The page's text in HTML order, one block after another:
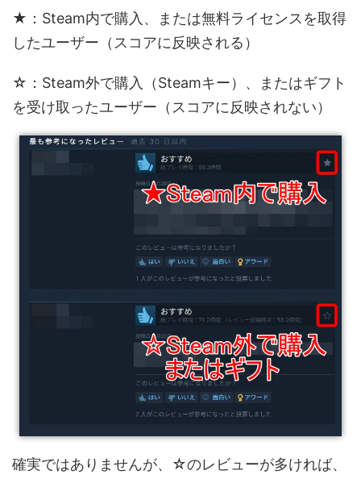
★：Steam内で購入、または無料ライセンスを取得
したユーザー（スコアに反映される）
☆：Steam外で購入（Steamキー）、またはギフト
を受け取ったユーザー（スコアに反映されない）
確実ではありませんが、☆のレビューが多ければ、